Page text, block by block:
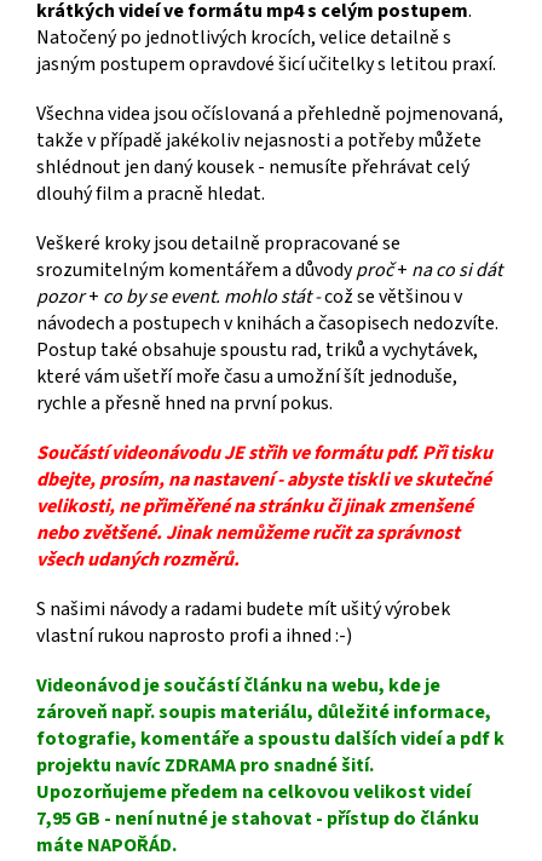
krátkých videí ve formátu mp4 s celým postupem.
Natočený po jednotlivých krocích, velice detailně s
jasným postupem opravdové šicí učitelky s letitou praxí.
Všechna videa jsou očíslovaná a přehledně pojmenovaná,
takže v případě jakékoliv nejasnosti a potřeby můžete
shlédnout jen daný kousek - nemusíte přehrávat celý
dlouhý film a pracně hledat.
Veškeré kroky jsou detailně propracované se
srozumitelným komentářem a důvodyproč+ na co si dát
pozor+ co by se event. mohlo stát -což se většinou v
návodech a postupech v knihách a časopisech nedozvíte.
Postup také obsahuje spoustu rad, triků a vychytávek,
které vám ušetří moře času a umožní šít jednoduše,
rychle a přesně hned na první pokus.
Součástí videonávodu JE střih ve formátu pdf. Při tisku
dbejte, prosím, na nastavení - abyste tiskli ve skutečné
velikosti, ne přiměřené na stránku či jinak zmenšené
nebo zvětšené. Jinak nemůžeme ručit za správnost
všech udaných rozměrů.
S našimi návody a radami budete mít ušitý výrobek
vlastní rukou naprosto profi a ihned :-)
Videonávod je součástí článku na webu, kde je
zároveň např. soupis materiálu, důležité informace,
fotografie, komentáře a spoustu dalších videí a pdf k
projektu navíc ZDRAMA pro snadné šití.
Upozorňujeme předem na celkovou velikost videí
7,95 GB - není nutné je stahovat - přístup do článku
máte NAPOŘÁD.